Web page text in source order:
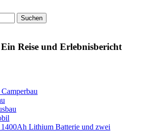
Reise und Erlebnisbericht
Lithium Batterie und zwei